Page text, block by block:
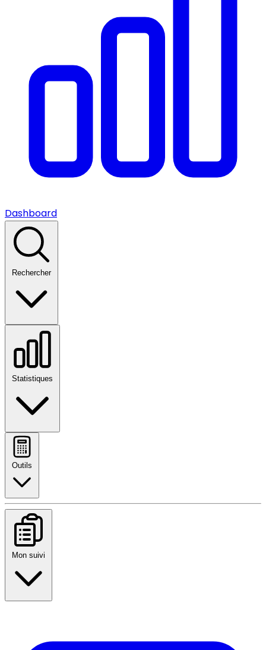
Dashboard
Rechercher
Statistiques
Outils
Mon suivi